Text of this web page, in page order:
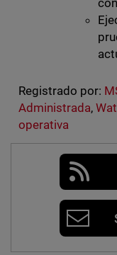
Registrado por:
Administrada,
operativa